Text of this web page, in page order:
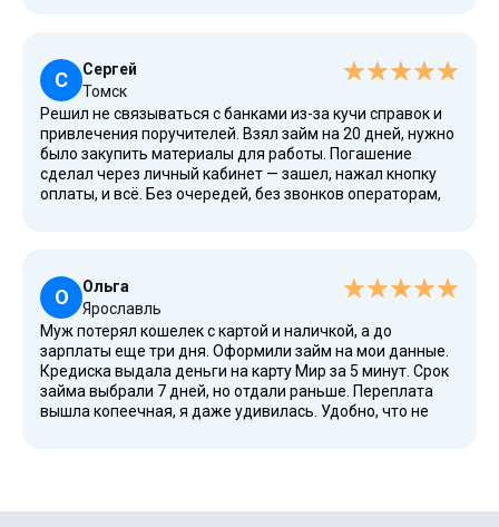
Рекомендую всем, кто не любит ждать и
переплачивать.
С
Сергей
Томск
Решил не связываться с банками из-за кучи справок и
привлечения поручителей. Взял займ на 20 дней, нужно
было закупить материалы для работы. Погашение
сделал через личный кабинет — зашел, нажал кнопку
оплаты, и всё. Без очередей, без звонков операторам,
О
Ольга
Ярославль
Муж потерял кошелек с картой и наличкой, а до
зарплаты еще три дня. Оформили займ на мои данные.
Кредиска выдала деньги на карту Мир за 5 минут. Срок
займа выбрали 7 дней, но отдали раньше. Переплата
вышла копеечная, я даже удивилась. Удобно, что не